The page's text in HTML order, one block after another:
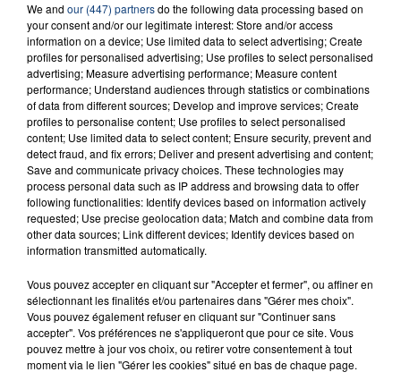
INCENDIE MORTEL À LENS : UNE FEMME ET
SON BÉBÉ ENTRE LA VIE ET LA...
Un homme s'est immolé par le feu après avoir
aspergé sa compagne et leur bébé de trois mois
d'un liquide inflammable.
20 juillet 2026
UNE ADOLESCENTE DEVANT SE FAIRE
OPÉRER DE LA CHEVILLE RESSORT DE LA...
La famille a porté plainte contre la clinique qui a
reconnu sa responsabilité et présenté ses
excuses.
TITRES DIFFUSÉS
We and our (447) partnersdo the following data processing based on
your consent and/or our legitimate interest: Store and/or access
information on a device; Use limited data to select advertising; Create
profiles for personalised advertising; Use profiles to select personalised
advertising; Measure advertising performance; Measure content
performance; Understand audiences through statistics or combinations
of data from different sources; Develop and improve services; Create
profiles to personalise content; Use profiles to select personalised
content; Use limited data to select content; Ensure security, prevent and
detect fraud, and fix errors; Deliver and present advertising and content;
Save and communicate privacy choices. These technologies may
process personal data such as IP address and browsing data to offer
following functionalities: Identify devices based on information actively
requested; Use precise geolocation data; Match and combine data from
other data sources; Link different devices; Identify devices based on
information transmitted automatically.
Vous pouvez accepter en cliquant sur "Accepter et fermer", ou affiner en
sélectionnant les finalités et/ou partenaires dans "Gérer mes choix".
Vous pouvez également refuser en cliquant sur "Continuer sans
accepter". Vos préférences ne s'appliqueront que pour ce site. Vous
pouvez mettre à jour vos choix, ou retirer votre consentement à tout
moment via le lien "Gérer les cookies" situé en bas de chaque page.